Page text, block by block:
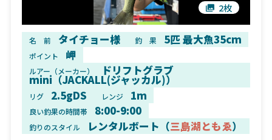
2枚
名 前 タイチョー様 釣 果 5匹 最大魚35cm
ポイント 岬
ルアー（メーカー） ドリフトグラブ
mini（JACKALL(ジャッカル)）
リグ 2.5gDS レンジ 1m
良い釣果の時間帯 8:00-9:00
釣りのスタイル レンタルボート（三島湖ともゑ）